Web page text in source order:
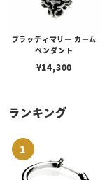
ブラッディマリー カーム
ペンダント
¥14,300
ランキング